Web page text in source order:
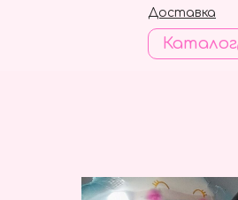
Каталог
Доставка